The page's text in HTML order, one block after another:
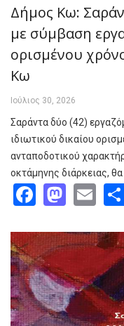
Δήμος Κω:
με σύμβαση
ορισμένου
Κω
Ιούλιος 30, 2026
Σαράντα δύο (42)
ιδιωτικού δικαίου
ανταποδοτικού
οκτάμηνης διάρκειας,